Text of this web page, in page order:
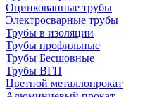
Оцинкованные трубы
Электросварные трубы
Трубы в изоляции
Трубы профильные
Трубы Бесшовные
Трубы ВГП
Цветной металлопрокат